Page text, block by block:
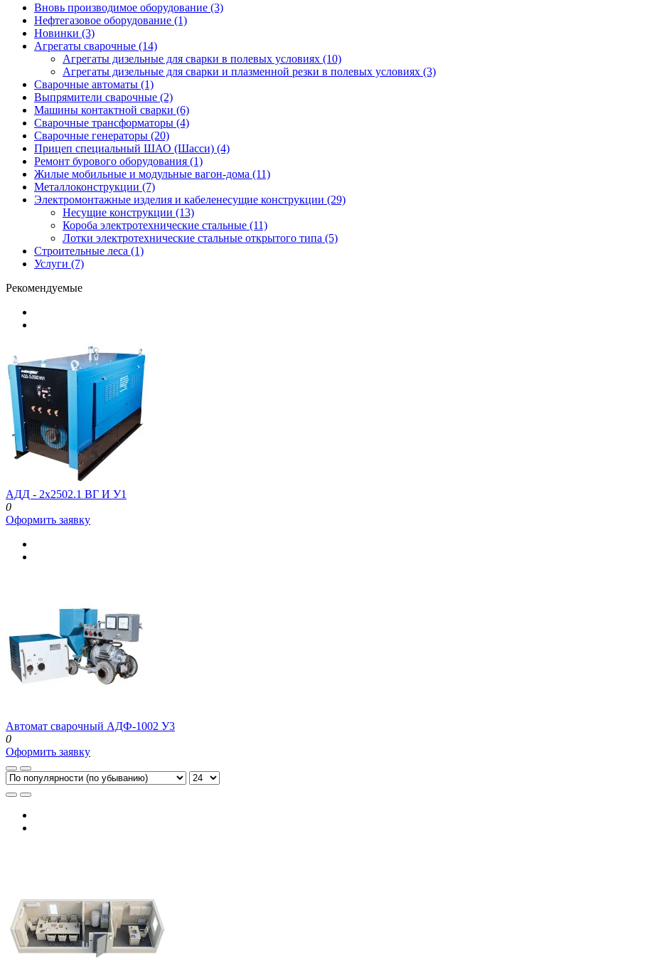
Вновь производимое оборудование (3)
Нефтегазовое оборудование (1)
Новинки (3)
Агрегаты сварочные (14)
Агрегаты дизельные для сварки в полевых условиях (10)
Агрегаты дизельные для сварки и плазменной резки в полевых условиях (3)
Сварочные автоматы (1)
Выпрямители сварочные (2)
Машины контактной сварки (6)
Сварочные трансформаторы (4)
Сварочные генераторы (20)
Прицеп специальный ШАО (Шасси) (4)
Ремонт бурового оборудования (1)
Жилые мобильные и модульные вагон-дома (11)
Металлоконструкции (7)
Электромонтажные изделия и кабеленесущие конструкции (29)
Несущие конструкции (13)
Короба электротехнические стальные (11)
Лотки электротехнические стальные открытого типа (5)
Строительные леса (1)
Услуги (7)
Рекомендуемые
АДД - 2x2502.1 ВГ И У1
0
Оформить заявку
Автомат сварочный АДФ-1002 У3
0
Оформить заявку